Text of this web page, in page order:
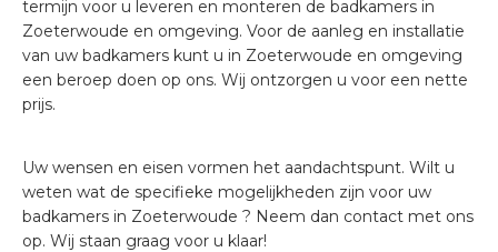
termijn voor u leveren en monteren de badkamers in
Zoeterwoude en omgeving. Voor de aanleg en installatie
van uw badkamers kunt u in Zoeterwoude en omgeving
een beroep doen op ons. Wij ontzorgen u voor een nette
prijs.
Uw wensen en eisen vormen het aandachtspunt. Wilt u
weten wat de specifieke mogelijkheden zijn voor uw
badkamers in Zoeterwoude ? Neem dan contact met ons
op. Wij staan graag voor u klaar!